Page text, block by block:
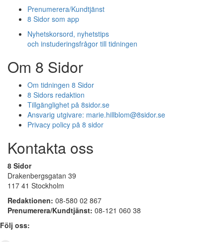
Prenumerera/Kundtjänst
8 Sidor som app
Nyhetskorsord, nyhetstips
och instuderingsfrågor till tidningen
Om 8 Sidor
Om tidningen 8 Sidor
8 Sidors redaktion
Tillgänglighet på 8sidor.se
Ansvarig utgivare: marie.hillblom@8sidor.se
Privacy policy på 8 sidor
Kontakta oss
8 Sidor
Drakenbergsgatan 39
117 41 Stockholm
Redaktionen: 08-580 02 867
Prenumerera/Kundtjänst: 08-121 060 38
Följ oss: